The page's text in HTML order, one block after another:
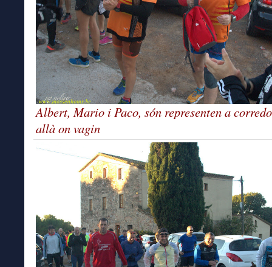
Albert, Mario i Paco, són representen a
allà on vagin